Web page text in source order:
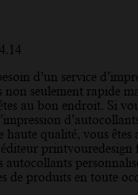
prix :
€18.15
à
€404.14
d’un service
non seulement rapide
au bon endroit. Si
haute qualité, vous
printyouredesign
autocollants
de produits en toute